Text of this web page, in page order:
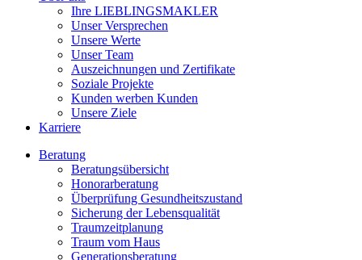
Ihre LIEBLINGSMAKLER
Unser Versprechen
Unsere Werte
Unser Team
Auszeichnungen und Zertifikate
Soziale Projekte
Kunden werben Kunden
Unsere Ziele
Karriere
Beratung
Beratungsübersicht
Honorarberatung
Überprüfung Gesundheitszustand
Sicherung der Lebensqualität
Traumzeitplanung
Traum vom Haus
Generationsberatung